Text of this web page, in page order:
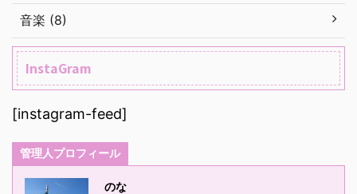
音楽 (8)
InstaGram
[instagram-feed]
管理人プロフィール
のな